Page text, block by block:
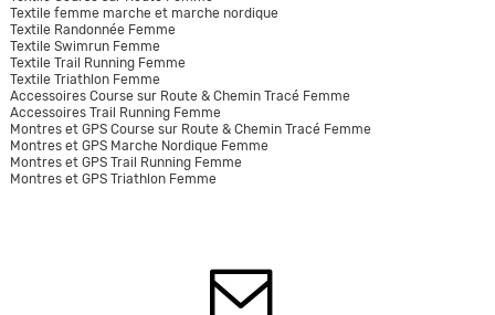
Textile femme marche et marche nordique
Textile Randonnée Femme
Textile Swimrun Femme
Textile Trail Running Femme
Textile Triathlon Femme
Accessoires Course sur Route & Chemin Tracé Femme
Accessoires Trail Running Femme
Montres et GPS Course sur Route & Chemin Tracé Femme
Montres et GPS Marche Nordique Femme
Montres et GPS Trail Running Femme
Montres et GPS Triathlon Femme